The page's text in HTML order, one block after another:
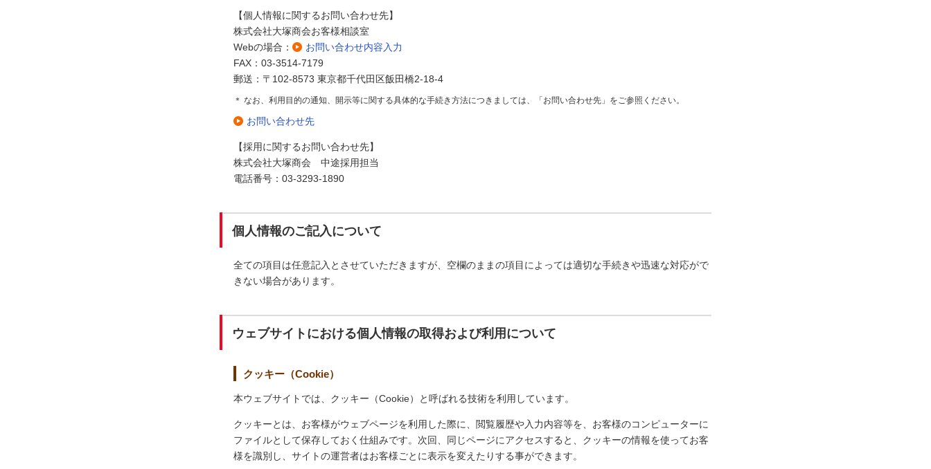
【個人情報に関するお問い合わせ先】
株式会社大塚商会お客様相談室
Webの場合：
お問い合わせ内容入力
FAX：03-3514-7179
郵送：〒102-8573 東京都千代田区飯田橋2-18-4
＊ なお、利用目的の通知、開示等に関する具体的な手続き方法につきましては、「お問い合わせ先」をご参照ください。
お問い合わせ先
【採用に関するお問い合わせ先】
株式会社大塚商会 中途採用担当
電話番号：03-3293-1890
個人情報のご記入について
全ての項目は任意記入とさせていただきますが、空欄のままの項目によっては適切な手続きや迅速な対応がで
きない場合があります。
ウェブサイトにおける個人情報の取得および利用について
クッキー（Cookie）
本ウェブサイトでは、クッキー（Cookie）と呼ばれる技術を利用しています。
クッキーとは、お客様がウェブページを利用した際に、閲覧履歴や入力内容等を、お客様のコンピューターに
ファイルとして保存しておく仕組みです。次回、同じページにアクセスすると、クッキーの情報を使ってお客
様を識別し、サイトの運営者はお客様ごとに表示を変えたりする事ができます。